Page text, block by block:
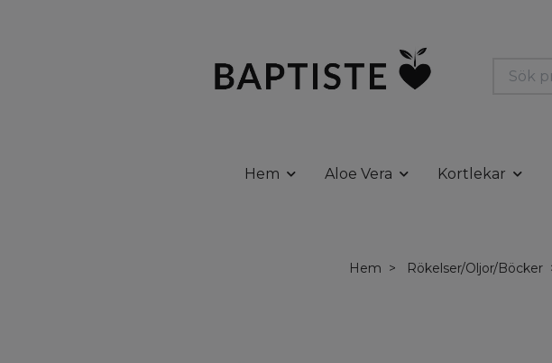
Hem Aloe Vera Kortlekar
Hem Rökelser/Oljor/Böcker